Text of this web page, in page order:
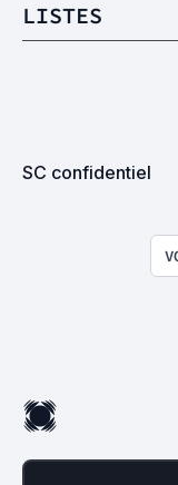
LISTES
SC confidentiel